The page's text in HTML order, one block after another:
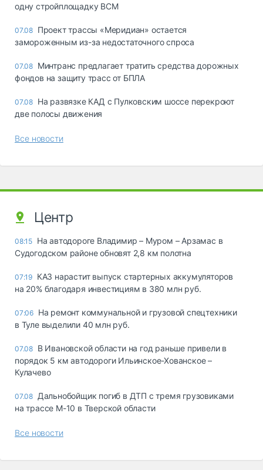
одну стройплощадку ВСМ
07.08 Проект трассы «Меридиан» остается
замороженным из-за недостаточного спроса
07.08 Минтранс предлагает тратить средства дорожных
фондов на защиту трасс от БПЛА
07.08 На развязке КАД с Пулковским шоссе перекроют
две полосы движения
Все новости
Центр
08:15 На автодороге Владимир – Муром – Арзамас в
Судогодском районе обновят 2,8 км полотна
07:19 КАЗ нарастит выпуск стартерных аккумуляторов
на 20% благодаря инвестициям в 380 млн руб.
07:06 На ремонт коммунальной и грузовой спецтехники
в Туле выделили 40 млн руб.
07.08 В Ивановской области на год раньше привели в
порядок 5 км автодороги Ильинское-Хованское –
Кулачево
07.08 Дальнобойщик погиб в ДТП с тремя грузовиками
на трассе М-10 в Тверской области
Все новости